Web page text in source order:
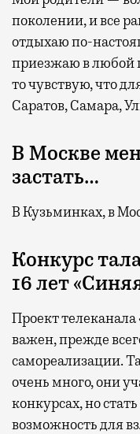
поколении, и все
отдыхаю по-
приезжаю в любой
то чувствую, что
Саратов, Самара,
В Москве
застать…
В Кузьминках, в
Конкурс
16 лет
Проект телеканала
важен, прежде
самореализации.
очень много, они
конкурсах, но
возможность для